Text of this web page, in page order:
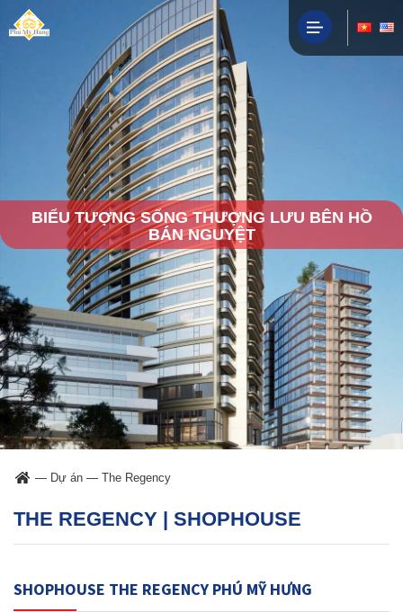
BIỂU TƯỢNG SỐNG THƯỢNG LƯU BÊN HỒ
BÁN NGUYỆT
— Dự án — The Regency
THE REGENCY | SHOPHOUSE
SHOPHOUSE THE REGENCY PHÚ MỸ HƯNG